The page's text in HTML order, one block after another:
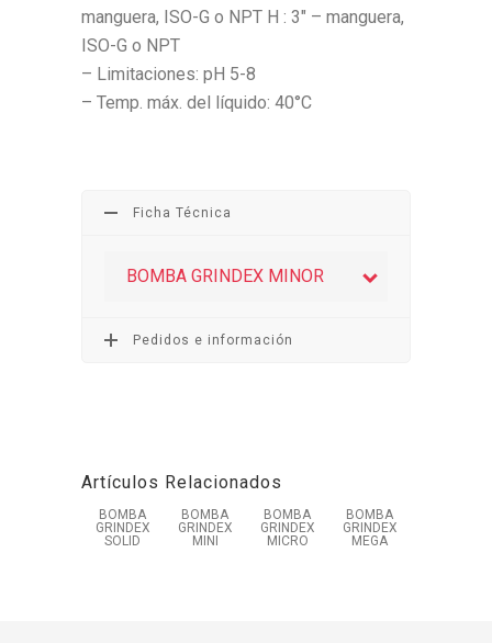
manguera, ISO-G o NPT H : 3″ – manguera,
ISO-G o NPT
– Limitaciones: pH 5-8
– Temp. máx. del líquido: 40°C
Ficha Técnica
BOMBA GRINDEX MINOR
Pedidos e información
Artículos Relacionados
BOMBA
GRINDEX
SOLID
BOMBA
GRINDEX
MINI
BOMBA
GRINDEX
MICRO
BOMBA
GRINDEX
MEGA